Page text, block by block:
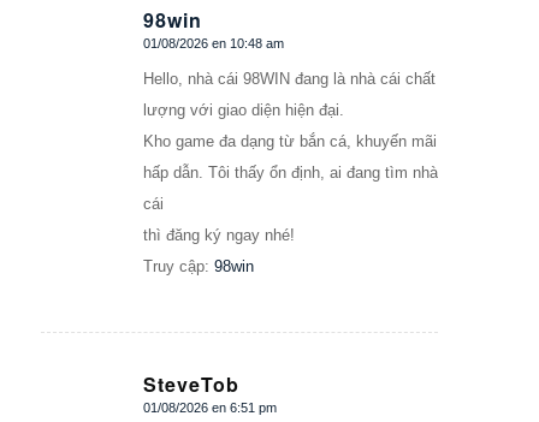
98win
Dice:
01/08/2026 en 10:48 am
Hello, nhà cái 98WIN đang là nhà cái chất
lượng với giao diện hiện đại.
Kho game đa dạng từ bắn cá, khuyến mãi
hấp dẫn. Tôi thấy ổn định, ai đang tìm nhà
cái
thì đăng ký ngay nhé!
Truy cập: 98win
SteveTob
Dice:
01/08/2026 en 6:51 pm